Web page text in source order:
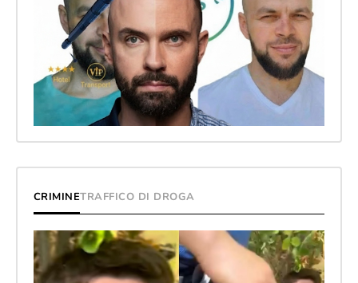
CRIMINETRAFFICO DI DROGA